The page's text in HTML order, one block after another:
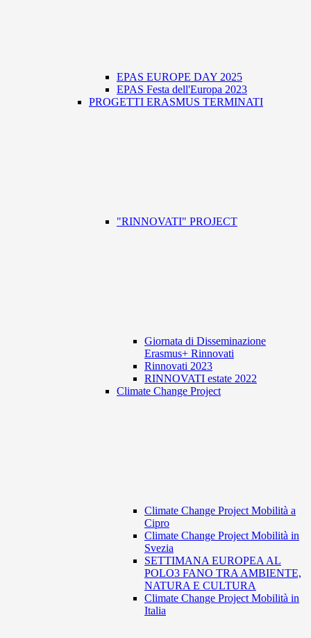
EPAS EUROPE DAY 2025
EPAS Festa dell'Europa 2023
PROGETTI ERASMUS TERMINATI
"RINNOVATI" PROJECT
Giornata di Disseminazione
Erasmus+ Rinnovati
Rinnovati 2023
RINNOVATI estate 2022
Climate Change Project
Climate Change Project Mobilità a
Cipro
Climate Change Project Mobilità in
Svezia
SETTIMANA EUROPEA AL
POLO3 FANO TRA AMBIENTE,
NATURA E CULTURA
Climate Change Project Mobilità in
Italia